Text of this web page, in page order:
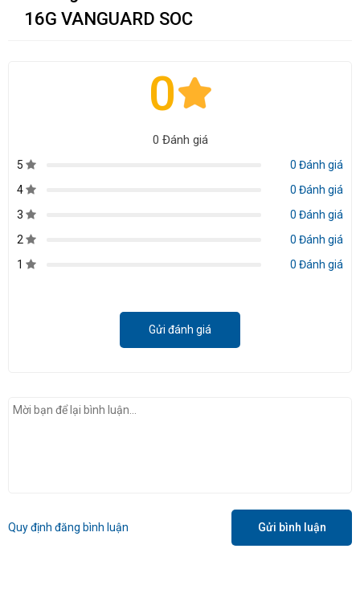
16G VANGUARD SOC
0
0 Đánh giá
5
0 Đánh giá
4
0 Đánh giá
3
0 Đánh giá
2
0 Đánh giá
1
0 Đánh giá
Gửi đánh giá
Quy định đăng bình luận Gửi bình luận